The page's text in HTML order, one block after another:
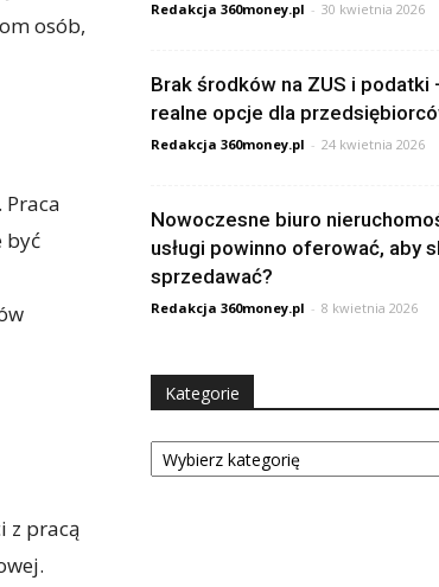
osób,
być
z pracą
Redakcja 360money.pl - 30 kwietnia 2026
Brak środków na ZUS i podatki
realne opcje dla
Redakcja 360money.pl - 24 kwietnia 2026
Nowoczesne biuro
usługi powinno oferować, aby
sprzedawać?
Redakcja 360money.pl - 8 kwietnia 2026
Kategorie
Kategorie